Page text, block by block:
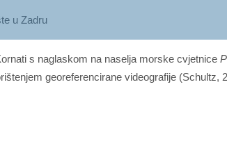
u Zadru
s naglaskom na naselja morske cvjetnice
georeferencirane videografije (Schultz,